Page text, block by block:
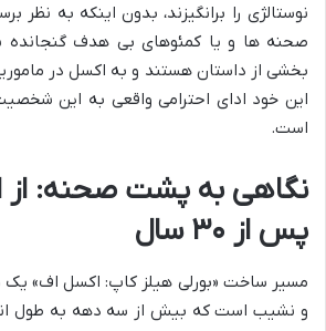
نوستالژی را برانگیزند، بدون اینکه به
صحنه ها و یا کمئوهای بی هدف گنجانده
بخشی از داستان هستند و به اکسل در
این خود ادای احترامی واقعی به این
است.
نگاهی به پشت صحنه: از
پس از ۳۰ سال
مسیر ساخت «بورلی هیلز کاپ: اکسل اف» یک
و نشیب است که بیش از سه دهه به طول